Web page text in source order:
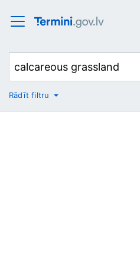
No
Rādīt filtru